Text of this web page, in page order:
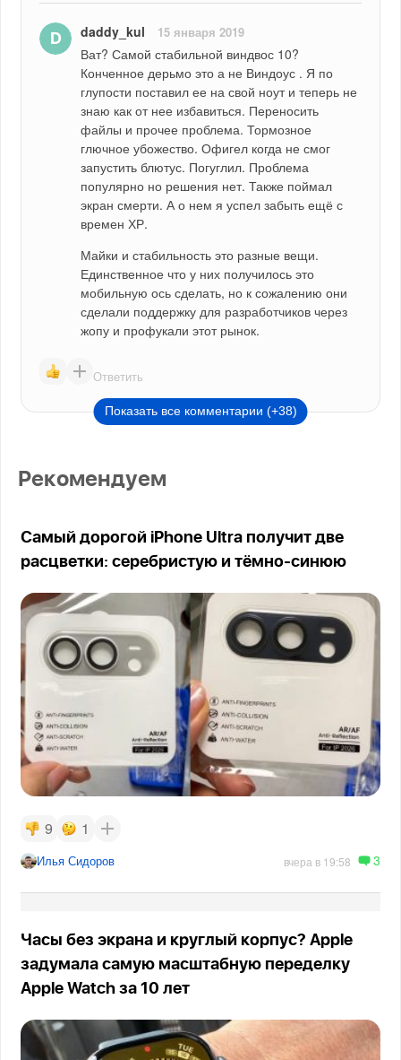
daddy_kul 15 января 2019
Ват? Самой стабильной виндвос 10?
Конченное дерьмо это а не Виндоус . Я по
глупости поставил ее на свой ноут и теперь не
знаю как от нее избавиться. Переносить
файлы и прочее проблема. Тормозное
глючное убожество. Офигел когда не смог
запустить блютус. Погуглил. Проблема
популярно но решения нет. Также поймал
экран смерти. А о нем я успел забыть ещё с
времен ХР.
Майки и стабильность это разные вещи.
Единственное что у них получилось это
мобильную ось сделать, но к сожалению они
сделали поддержку для разработчиков через
жопу и профукали этот рынок.
Ответить
Показать все комментарии (+38)
Рекомендуем
Самый дорогой iPhone Ultra получит две
расцветки: серебристую и тёмно-синюю
9 1
Илья Сидоров вчера в 19:58 3
Часы без экрана и круглый корпус? Apple
задумала самую масштабную переделку
Apple Watch за 10 лет